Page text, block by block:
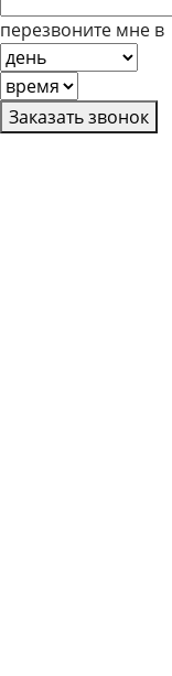
перезвоните мне в
Заказать звонок